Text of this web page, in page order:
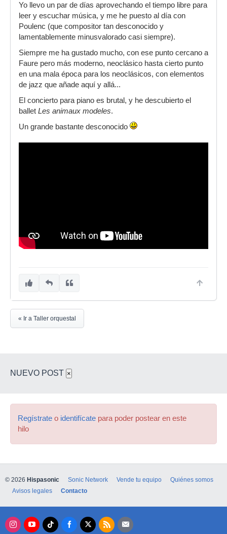
Yo llevo un par de días aprovechando el tiempo libre para
leer y escuchar música, y me he puesto al día con
Poulenc (que compositor tan desconocido y
lamentablemente minusvalorado casi siempre).
Siempre me ha gustado mucho, con ese punto cercano a
Faure pero más moderno, neoclásico hasta cierto punto
en una mala época para los neoclásicos, con elementos
de jazz que añade aquí y allá...
El concierto para piano es brutal, y he descubierto el
ballet Les animaux modeles.
Un grande bastante desconocido
« Ir a Taller orquestal
NUEVO POST ×
Regístrate o identifícate para poder postear en este
hilo
© 2026 Hispasonic Sonic Network Vende tu equipo
Quiénes somos
Avisos legales
Contacto